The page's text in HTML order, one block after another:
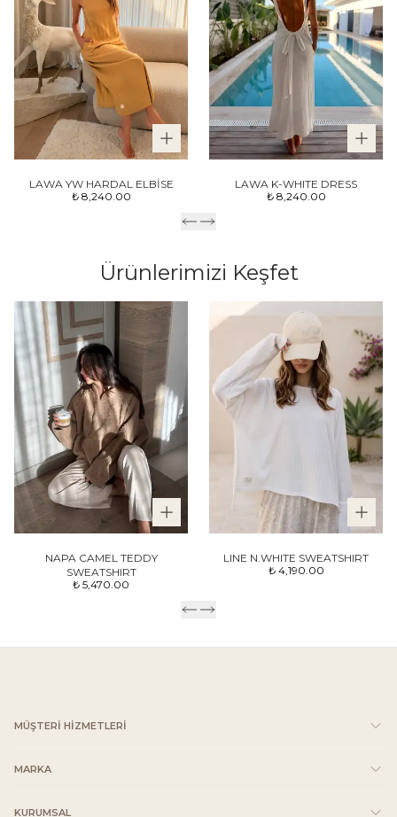
LAWA YW HARDAL ELBİSE
₺ 8,240.00
LAWA K-WHITE DRESS
₺ 8,240.00
Ürünlerimizi Keşfet
NAPA CAMEL TEDDY
SWEATSHIRT
₺ 5,470.00
LINE N.WHITE SWEATSHIRT
₺ 4,190.00
MÜŞTERİ HİZMETLERİ
MARKA
KURUMSAL